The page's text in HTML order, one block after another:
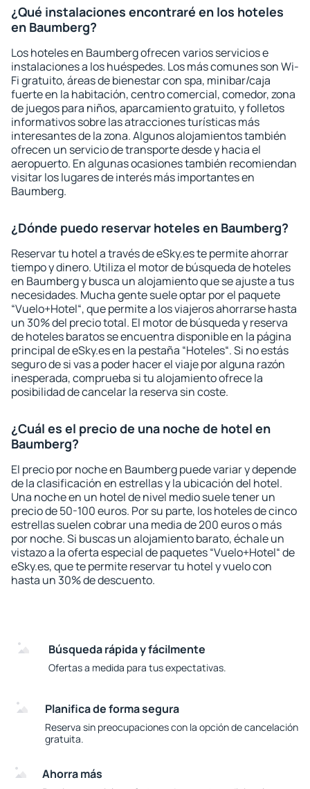
¿Qué instalaciones encontraré en los hoteles
en Baumberg?
Los hoteles en Baumberg ofrecen varios servicios e
instalaciones a los huéspedes. Los más comunes son Wi-
Fi gratuito, áreas de bienestar con spa, minibar/caja
fuerte en la habitación, centro comercial, comedor, zona
de juegos para niños, aparcamiento gratuito, y folletos
informativos sobre las atracciones turísticas más
interesantes de la zona. Algunos alojamientos también
ofrecen un servicio de transporte desde y hacia el
aeropuerto. En algunas ocasiones también recomiendan
visitar los lugares de interés más importantes en
Baumberg.
¿Dónde puedo reservar hoteles en Baumberg?
Reservar tu hotel a través de eSky.es te permite ahorrar
tiempo y dinero. Utiliza el motor de búsqueda de hoteles
en Baumberg y busca un alojamiento que se ajuste a tus
necesidades. Mucha gente suele optar por el paquete
“Vuelo+Hotel“, que permite a los viajeros ahorrarse hasta
un 30% del precio total. El motor de búsqueda y reserva
de hoteles baratos se encuentra disponible en la página
principal de eSky.es en la pestaña “Hoteles“. Si no estás
seguro de si vas a poder hacer el viaje por alguna razón
inesperada, comprueba si tu alojamiento ofrece la
posibilidad de cancelar la reserva sin coste.
¿Cuál es el precio de una noche de hotel en
Baumberg?
El precio por noche en Baumberg puede variar y depende
de la clasificación en estrellas y la ubicación del hotel.
Una noche en un hotel de nivel medio suele tener un
precio de 50-100 euros. Por su parte, los hoteles de cinco
estrellas suelen cobrar una media de 200 euros o más
por noche. Si buscas un alojamiento barato, échale un
vistazo a la oferta especial de paquetes “Vuelo+Hotel“ de
eSky.es, que te permite reservar tu hotel y vuelo con
hasta un 30% de descuento.
Búsqueda rápida y fácilmente
Ofertas a medida para tus expectativas.
Planifica de forma segura
Reserva sin preocupaciones con la opción de cancelación
gratuita.
Ahorra más